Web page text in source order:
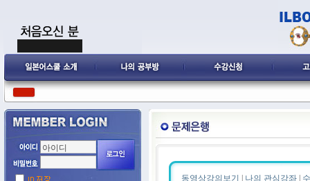
동영상강의보기 나의 관심강좌|